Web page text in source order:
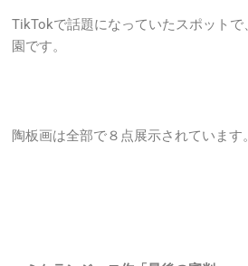
TikTokで話題になっていたスポット
園です。
陶板画は全部で８点展示されています。